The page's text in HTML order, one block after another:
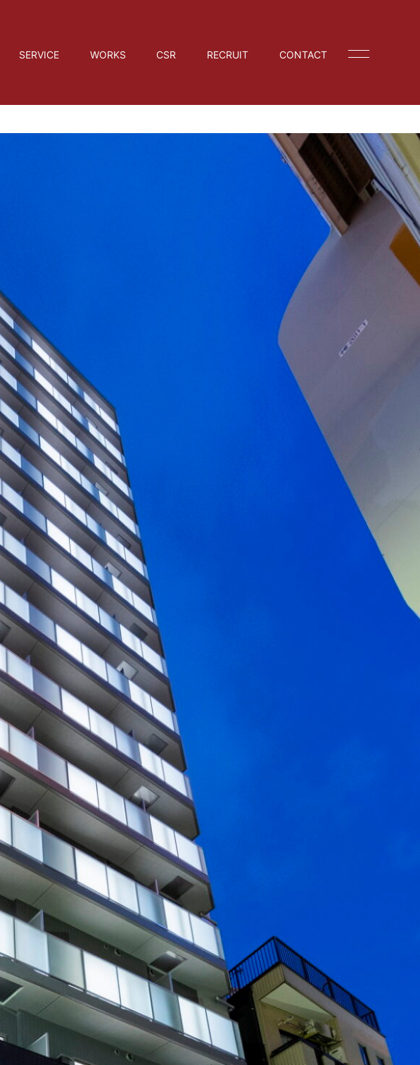
SERVICE WORKS CSR RECRUIT CONTACT